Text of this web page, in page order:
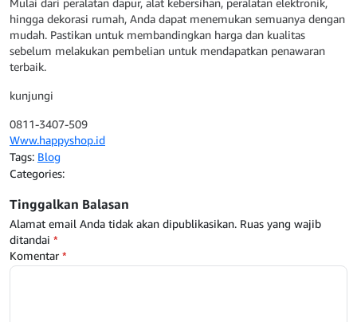
Mulai dari peralatan dapur, alat kebersihan, peralatan elektronik,
hingga dekorasi rumah, Anda dapat menemukan semuanya dengan
mudah. Pastikan untuk membandingkan harga dan kualitas
sebelum melakukan pembelian untuk mendapatkan penawaran
terbaik.
kunjungi
0811-3407-509
Www.happyshop.id
Tags: Blog
Categories:
Tinggalkan Balasan
Alamat email Anda tidak akan dipublikasikan. Ruas yang wajib
ditandai *
Komentar *